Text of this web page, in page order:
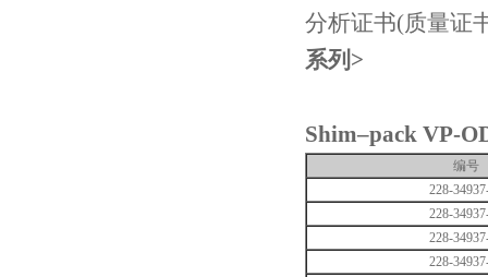
分析证书(质量证
系列 >
Shim–pack VP-
编号
228-
228-
228-
228-